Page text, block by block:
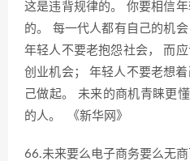
这是违背规律的。 你要相信
的。 每一代人都有自己的机
年轻人不要老抱怨社会， 而
创业机会； 年轻人不要老想
己做起。 未来的商机青睐更
的人。 《新华网》
66.未来要么电子商务要么无商